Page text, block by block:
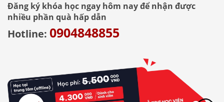
Đăng ký khóa học ngay hôm nay để nhận được
nhiều phần quà hấp dẫn
Hotline: 0904848855